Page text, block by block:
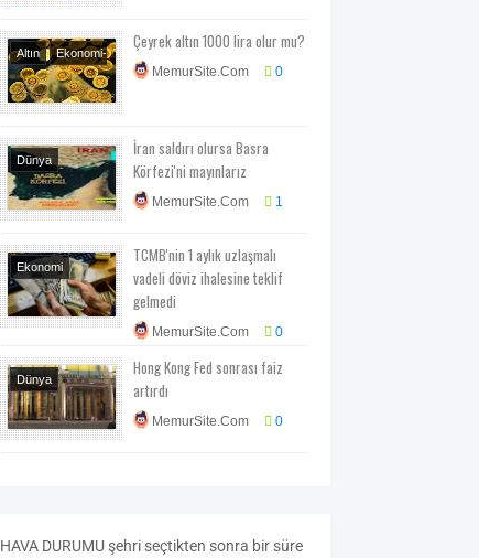
Altın
Ekonomi-
Piyasa-Kampanya
Çeyrek altın 1000 lira olur mu?
MemurSite.Com 0
Dünya
Ekonomi
Ekonomi-Piyasa-
İran saldırı olursa Basra
Körfezi'ni mayınlarız
MemurSite.Com 1
Ekonomi
Ekonomi-Piyasa-
Kampanya
TCMB'nin 1 aylık uzlaşmalı
vadeli döviz ihalesine teklif
gelmedi
MemurSite.Com 0
Dünya
Ekonomi
Hong Kong Fed sonrası faiz
artırdı
MemurSite.Com 0
HAVA DURUMUşehri seçtikten sonra bir süre